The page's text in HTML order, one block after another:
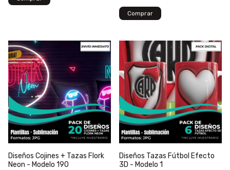
Diseños Cojines + Tazas Flork
Neon - Modelo 190
Diseños Tazas Fútbol Efecto
3D - Modelo 1